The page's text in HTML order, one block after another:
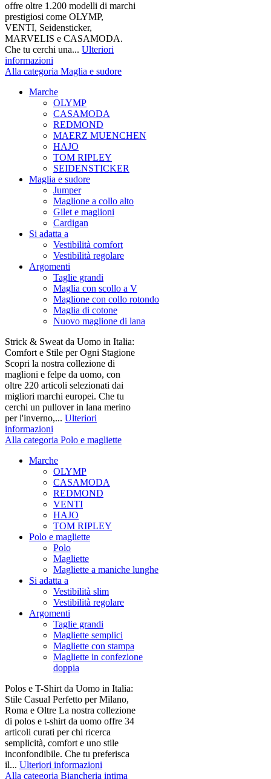
offre oltre 1.200 modelli di marchi
prestigiosi come OLYMP,
VENTI, Seidensticker,
MARVELIS e CASAMODA.
Che tu cerchi una... Ulteriori
informazioni
Alla categoria Maglia e sudore
Marche
OLYMP
CASAMODA
REDMOND
MAERZ MUENCHEN
HAJO
TOM RIPLEY
SEIDENSTICKER
Maglia e sudore
Jumper
Maglione a collo alto
Gilet e maglioni
Cardigan
Si adatta a
Vestibilità comfort
Vestibilità regolare
Argomenti
Taglie grandi
Maglia con scollo a V
Maglione con collo rotondo
Maglia di cotone
Nuovo maglione di lana
Strick & Sweat da Uomo in Italia:
Comfort e Stile per Ogni Stagione
Scopri la nostra collezione di
maglioni e felpe da uomo, con
oltre 220 articoli selezionati dai
migliori marchi europei. Che tu
cerchi un pullover in lana merino
per l'inverno,... Ulteriori
informazioni
Alla categoria Polo e magliette
Marche
OLYMP
CASAMODA
REDMOND
VENTI
HAJO
TOM RIPLEY
Polo e magliette
Polo
Magliette
Magliette a maniche lunghe
Si adatta a
Vestibilità slim
Vestibilità regolare
Argomenti
Taglie grandi
Magliette semplici
Magliette con stampa
Magliette in confezione
doppia
Polos e T-Shirt da Uomo in Italia:
Stile Casual Perfetto per Milano,
Roma e Oltre La nostra collezione
di polos e t-shirt da uomo offre 34
articoli curati per chi ricerca
semplicità, comfort e uno stile
inconfondibile. Che tu preferisca
il... Ulteriori informazioni
Alla categoria Biancheria intima